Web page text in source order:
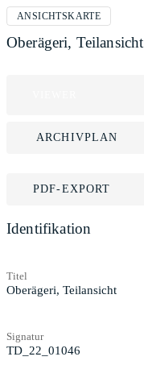
ANSICHTSKARTE
Oberägeri, Teilansicht
ARCHIVPLAN
PDF-EXPORT
Identifikation
Titel
Oberägeri, Teilansicht
Signatur
TD_22_01046